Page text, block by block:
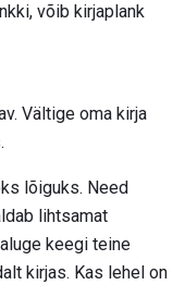
võib kirjaplank
Vältige oma kirja
lõiguks. Need
lihtsamat
keegi teine
kirjas. Kas lehel on